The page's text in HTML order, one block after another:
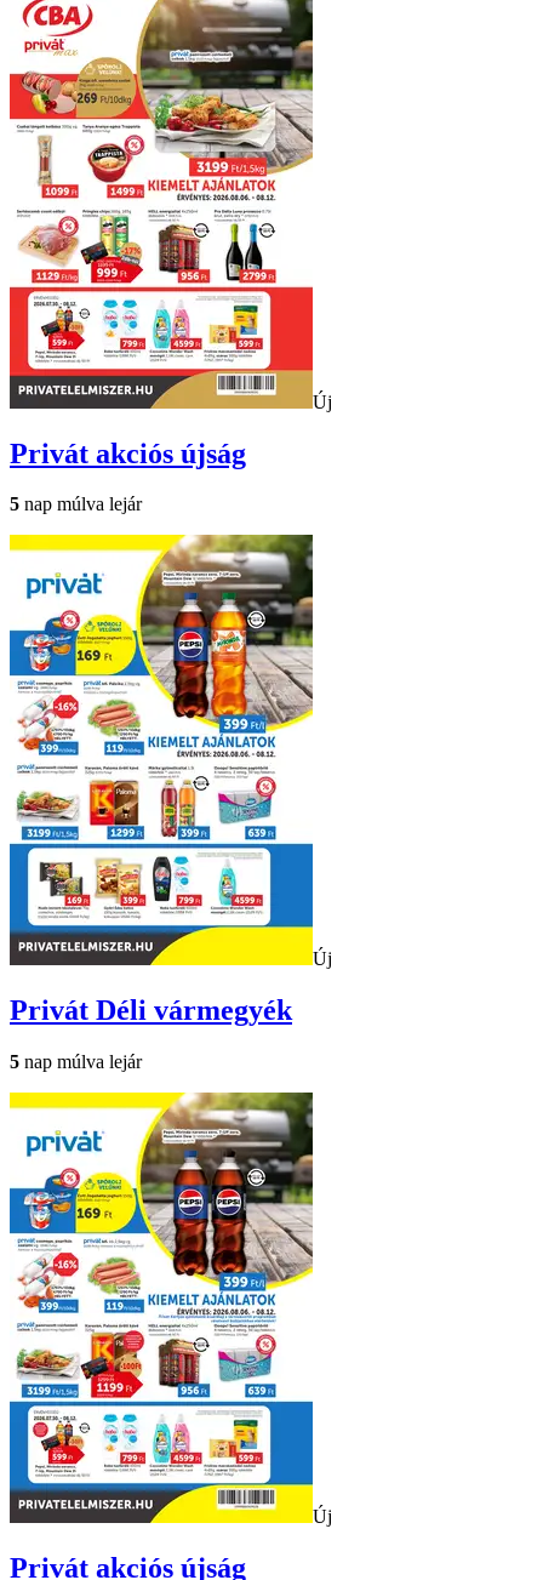
Új
Privát akciós újság
5 nap múlva lejár
Új
Privát Déli vármegyék
5 nap múlva lejár
Új
Privát akciós újság